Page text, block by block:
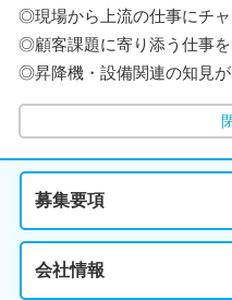
◎現場から上流の仕事にチ
◎顧客課題に寄り添う仕事
◎昇降機・設備関連の知見
募集要項
会社情報